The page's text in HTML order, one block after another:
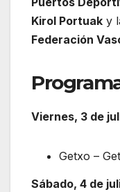
Kirol Portuak y
Federación
Viernes, 3 de
Getxo –
Sábado, 4 de